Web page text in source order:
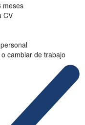
meses
CV
cambiar de trabajo